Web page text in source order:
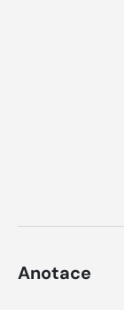
Anotace